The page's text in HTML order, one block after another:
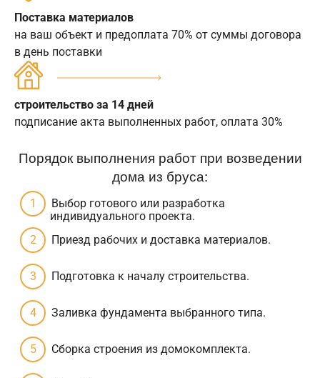
Поставка материалов
на ваш объект и предоплата 70% от суммы договора
в день поставки
строительство за 14 дней
подписание акта выполненных работ, оплата 30%
Порядок выполнения работ при возведении
дома из бруса:
Выбор готового или разработка
индивидуального проекта.
Приезд рабочих и доставка материалов.
Подготовка к началу строительства.
Заливка фундамента выбранного типа.
Сборка строения из домокомплекта.